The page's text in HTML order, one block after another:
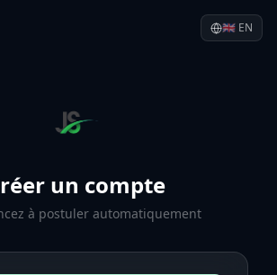
🇬🇧 EN
un compte
à postuler automatiquement